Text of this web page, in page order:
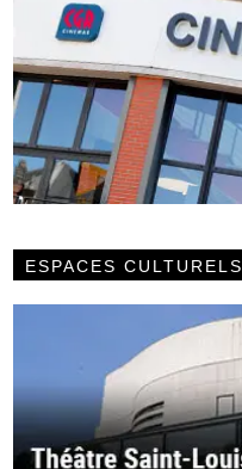
ESPACES CULTURELS